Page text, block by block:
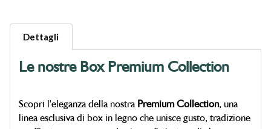
Dettagli
Le nostre Box Premium Collection
Scopri l'eleganza della nostra Premium Collection, una
linea esclusiva di box in legno che unisce gusto, tradizione